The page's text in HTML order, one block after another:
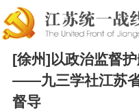
[徐州]以政治监督
——九三学社‌江苏
督导